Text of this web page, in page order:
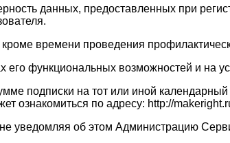
данных, предоставленных при
времени проведения
его функциональных возможностей и на
подписки на тот или иной
ознакомиться по адресу: http://
уведомляя об этом Администрацию